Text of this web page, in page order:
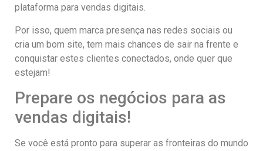
plataforma para vendas digitais.
Por isso, quem marca presença nas redes sociais ou
cria um bom site, tem mais chances de sair na frente e
conquistar estes clientes conectados, onde quer que
estejam!
Prepare os negócios para as
vendas digitais!
Se você está pronto para superar as fronteiras do mundo